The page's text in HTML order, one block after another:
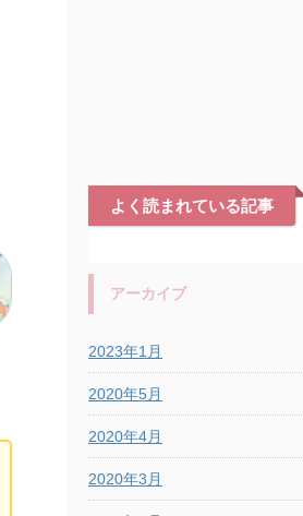
よく読まれている記事
アーカイブ
2023年1月
2020年5月
2020年4月
2020年3月